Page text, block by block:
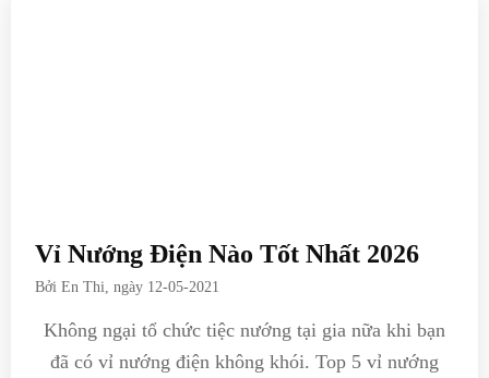
Vỉ Nướng Điện Nào Tốt Nhất 2026
BởiEn Thi , ngày 12-05-2021
Không ngại tổ chức tiệc nướng tại gia nữa khi bạn
đã có vỉ nướng điện không khói. Top 5 vỉ nướng